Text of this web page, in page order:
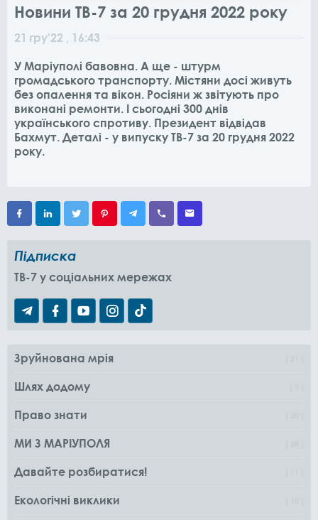
Новини ТВ-7 за 20 грудня 2022 року
21 гру'22 , 16:43
У Маріуполі бавовна. А ще - штурм
громадського транспорту. Містяни досі живуть
без опалення та вікон. Росіяни ж звітують про
виконані ремонти. І сьогодні 300 днів
українського спротиву. Президент відвідав
Бахмут. Деталі - у випуску ТВ-7 за 20 грудня 2022
року.
Підписка
TB-7 у соціальних мережах
Зруйнована мрія
Шлях додому
Право знати
МИ З МАРІУПОЛЯ
Давайте розбиратися!
Екологічні виклики